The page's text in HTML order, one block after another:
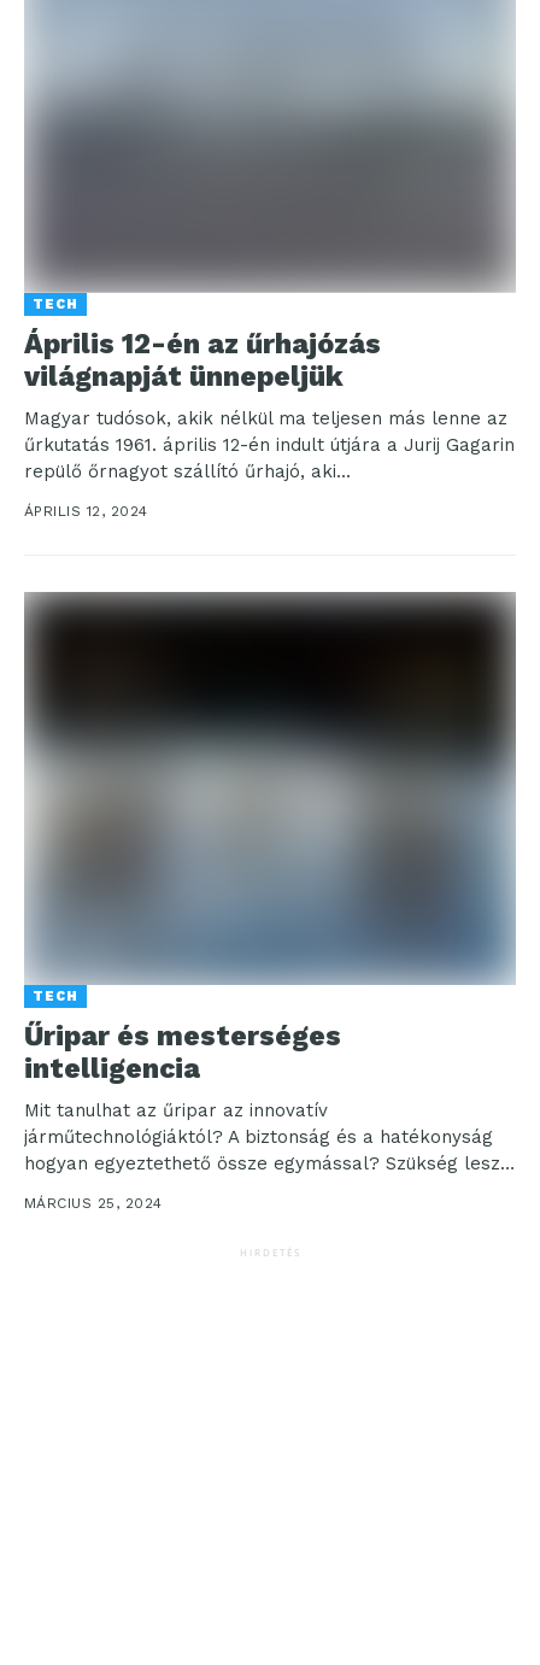
TECH
Április 12-én az űrhajózás
világnapját ünnepeljük
Magyar tudósok, akik nélkül ma teljesen más lenne az
űrkutatás 1961. április 12-én indult útjára a Jurij Gagarin
repülő őrnagyot szállító űrhajó, aki...
ÁPRILIS 12, 2024
TECH
Űripar és mesterséges
intelligencia
Mit tanulhat az űripar az innovatív
járműtechnológiáktól? A biztonság és a hatékonyság
hogyan egyeztethető össze egymással? Szükség lesz-
e még mérnökökre, vagy a mesterséges...
MÁRCIUS 25, 2024
HIRDETÉS